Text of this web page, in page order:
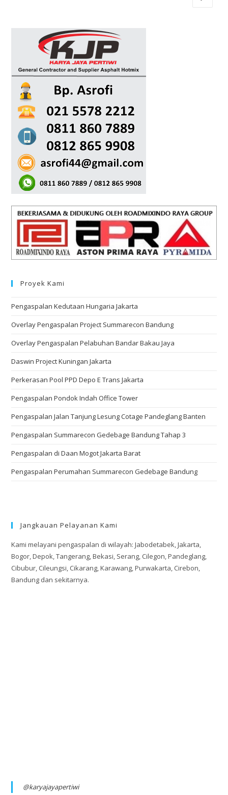
Proyek Kami
Pengaspalan Kedutaan Hungaria Jakarta
Overlay Pengaspalan Project Summarecon Bandung
Overlay Pengaspalan Pelabuhan Bandar Bakau Jaya
Daswin Project Kuningan Jakarta
Perkerasan Pool PPD Depo E Trans Jakarta
Pengaspalan Pondok Indah Office Tower
Pengaspalan Jalan Tanjung Lesung Cotage Pandeglang Banten
Pengaspalan Summarecon Gedebage Bandung Tahap 3
Pengaspalan di Daan Mogot Jakarta Barat
Pengaspalan Perumahan Summarecon Gedebage Bandung
Jangkauan Pelayanan Kami
Kami melayani pengaspalan di wilayah: Jabodetabek, Jakarta,
Bogor, Depok, Tangerang, Bekasi, Serang, Cilegon, Pandeglang,
Cibubur, Cileungsi, Cikarang, Karawang, Purwakarta, Cirebon,
Bandung dan sekitarnya.
@karyajayapertiwi